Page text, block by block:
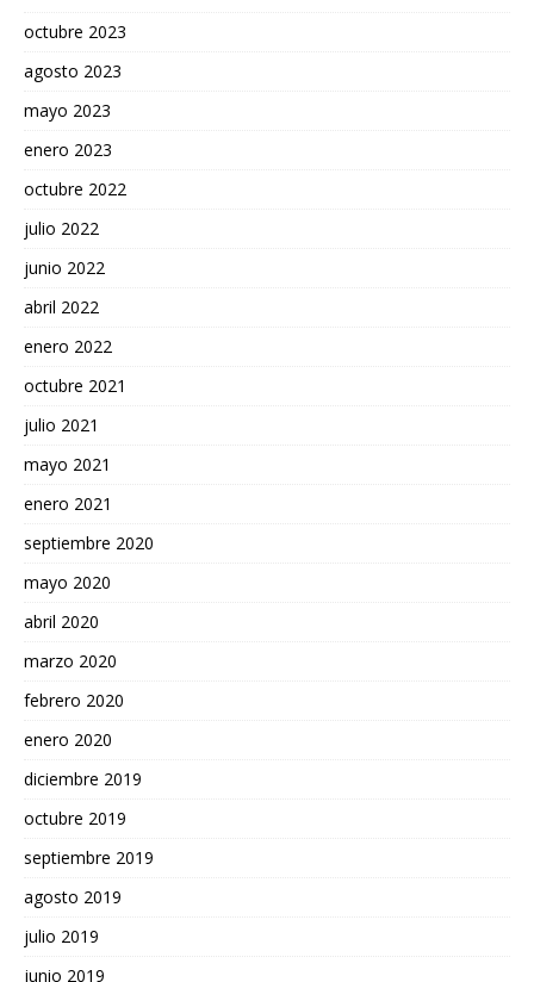
octubre 2023
agosto 2023
mayo 2023
enero 2023
octubre 2022
julio 2022
junio 2022
abril 2022
enero 2022
octubre 2021
julio 2021
mayo 2021
enero 2021
septiembre 2020
mayo 2020
abril 2020
marzo 2020
febrero 2020
enero 2020
diciembre 2019
octubre 2019
septiembre 2019
agosto 2019
julio 2019
junio 2019